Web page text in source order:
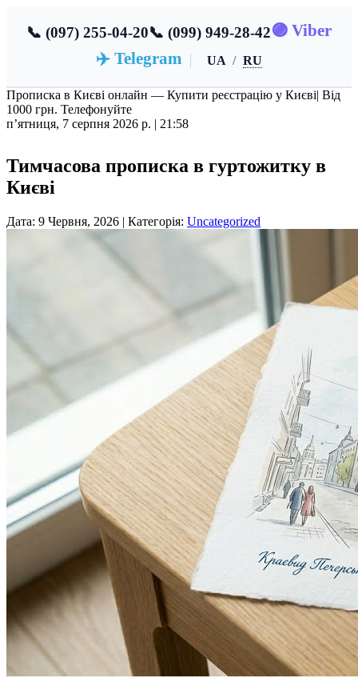
📞 (097) 255-04-20📞 (099) 949-28-42🟣 Viber
✈️ Telegram
UA / RU
Прописка в Києві онлайн — Купити реєстрацію у Києві| Від
1000 грн. Телефонуйте
пʼятниця, 7 серпня 2026 р. | 21:58
Тимчасова прописка в гуртожитку в
Києві
Дата: 9 Червня, 2026 | Категорія: Uncategorized